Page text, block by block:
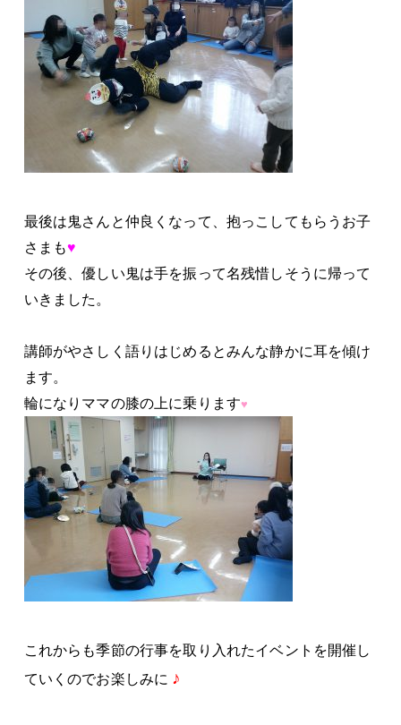
最後は鬼さんと仲良くなって、抱っこしてもらうお子
さまも♥
その後、優しい鬼は手を振って名残惜しそうに帰って
いきました。
講師がやさしく語りはじめるとみんな静かに耳を傾け
ます。
輪になりママの膝の上に乗ります♥
これからも季節の行事を取り入れたイベントを開催し
ていくのでお楽しみに ♪